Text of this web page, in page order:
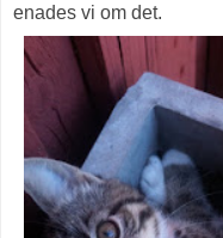
enades vi om det.